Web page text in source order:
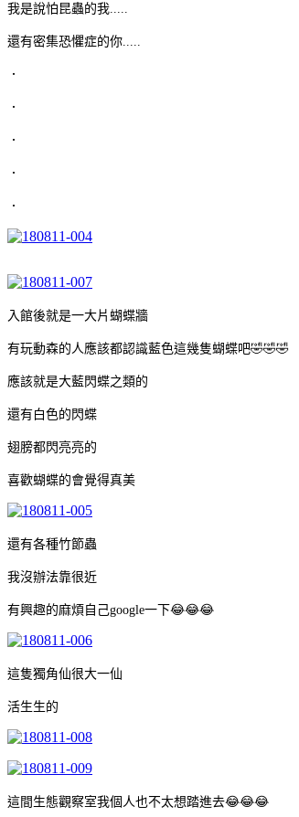
我是說怕昆蟲的我.....
還有密集恐懼症的你.....
．
．
．
．
．
入館後就是一大片蝴蝶牆
有玩動森的人應該都認識藍色這幾隻蝴蝶吧🤣🤣🤣
應該就是大藍閃蝶之類的
還有白色的閃蝶
翅膀都閃亮亮的
喜歡蝴蝶的會覺得真美
還有各種竹節蟲
我沒辦法靠很近
有興趣的麻煩自己google一下😂😂😂
這隻獨角仙很大一仙
活生生的
這間生態觀察室我個人也不太想踏進去😂😂😂